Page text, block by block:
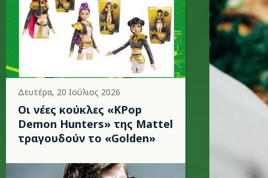
Δευτέρα, 20 Ιούλιος 2026
Οι νέες κούκλες «KPop
Demon Hunters» της Mattel
τραγουδούν το «Golden»